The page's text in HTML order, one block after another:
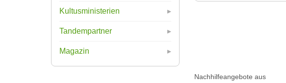
Kultusministerien
Tandempartner
Magazin
Nachhilfeangebote aus